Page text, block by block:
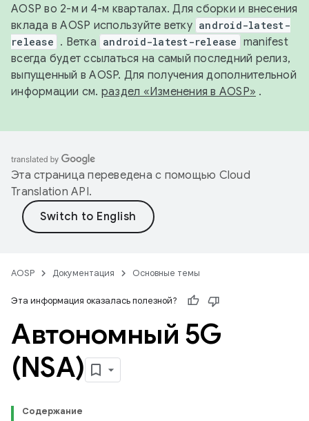
AOSP во 2-м и 4-м кварталах. Для сборки и внесения
вклада в AOSP используйте ветку android-latest-
release . Ветка android-latest-release manifest
всегда будет ссылаться на самый последний релиз,
выпущенный в AOSP. Для получения дополнительной
информации см. раздел «Изменения в AOSP» .
Эта страница переведена с помощью Cloud
Translation API.
AOSP Документация Основные темы
Эта информация оказалась полезной?
Автономный 5G
(NSA)
Содержание